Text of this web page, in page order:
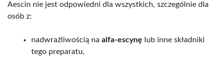
Aescin nie jest odpowiedni dla wszystkich, szczególnie dla
osób z:
nadwrażliwością na alfa-escynę lub inne składniki
tego preparatu,